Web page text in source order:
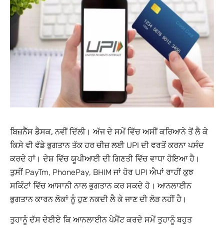
ਬਿਜ਼ਨੈੱਸ ਡੈਸਕ, ਨਵੀਂ ਦਿੱਲੀ। ਅੱਜ ਦੇ ਸਮੇਂ ਵਿੱਚ ਅਸੀਂ ਕਰਿਆਨੇ ਤੋਂ ਲੈ ਕੇ
ਕਿਸੇ ਵੀ ਵੱਡੇ ਭੁਗਤਾਨ ਤੱਕ ਹਰ ਚੀਜ਼ ਲਈ UPI ਦੀ ਵਰਤੋਂ ਕਰਨਾ ਪਸੰਦ
ਕਰਦੇ ਹਾਂ। ਦੇਸ਼ ਵਿੱਚ ਯੂਪੀਆਈ ਦੀ ਗਿਣਤੀ ਵਿੱਚ ਵਾਧਾ ਹੋਇਆ ਹੈ।
ਤੁਸੀਂ PayTm, PhonePay, BHIM ਜਾਂ ਹੋਰ UPI ਐਪਾਂ ਰਾਹੀਂ ਕੁਝ
ਸਕਿੰਟਾਂ ਵਿੱਚ ਆਸਾਨੀ ਨਾਲ ਭੁਗਤਾਨ ਕਰ ਸਕਦੇ ਹੋ। ਆਨਲਾਈਨ
ਭੁਗਤਾਨ ਕਾਰਨ ਲੋਕਾਂ ਨੂੰ ਹੁਣ ਨਕਦੀ ਲੈ ਕੇ ਜਾਣ ਦੀ ਲੋੜ ਨਹੀਂ ਹੈ।
ਤੁਹਾਨੂੰ ਦੱਸ ਦੇਈਏ ਕਿ ਆਨਲਾਈਨ ਪੇਮੈਂਟ ਕਰਦੇ ਸਮੇਂ ਤੁਹਾਨੂੰ ਬਹੁਤ